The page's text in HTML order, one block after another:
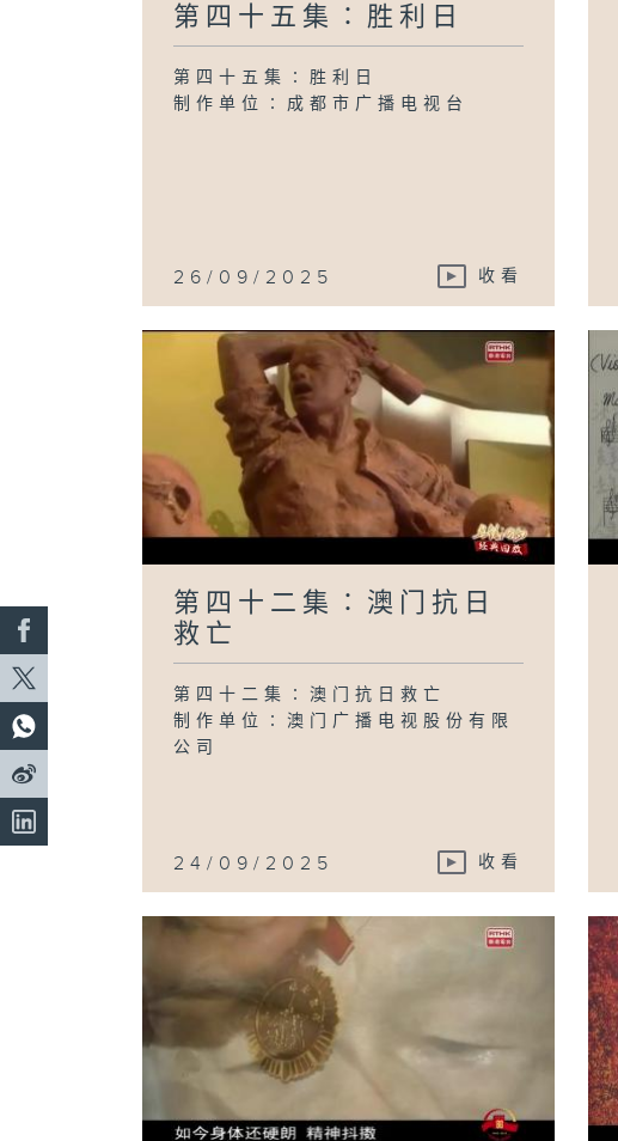
第四十五集∶胜利日
第四十五集∶胜利日
制作单位∶成都市广播电视台
26/09/2025 收看
第四十二集∶澳门抗日
救亡
第四十二集∶澳门抗日救亡
制作单位∶澳门广播电视股份有限
公司
24/09/2025 收看